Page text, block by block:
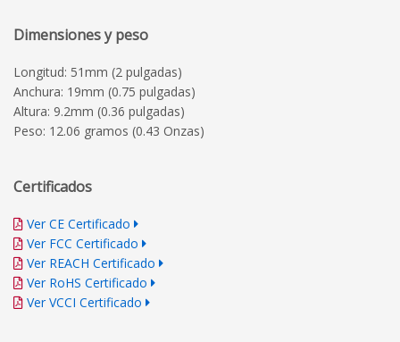
Dimensiones y peso
Longitud: 51mm (2 pulgadas)
Anchura: 19mm (0.75 pulgadas)
Altura: 9.2mm (0.36 pulgadas)
Peso: 12.06 gramos (0.43 Onzas)
Certificados
Ver CE Certificado
Ver FCC Certificado
Ver REACH Certificado
Ver RoHS Certificado
Ver VCCI Certificado